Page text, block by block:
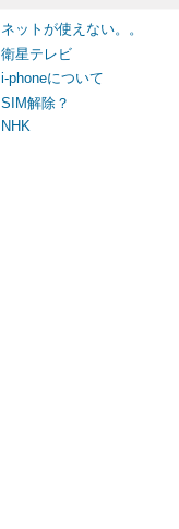
ネットが使えない。。
衛星テレビ
i-phoneについて
SIM解除？
NHK